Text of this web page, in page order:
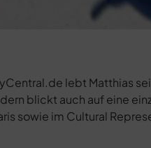
lebt Matthias
blickt auch auf eine
sowie im Cultural